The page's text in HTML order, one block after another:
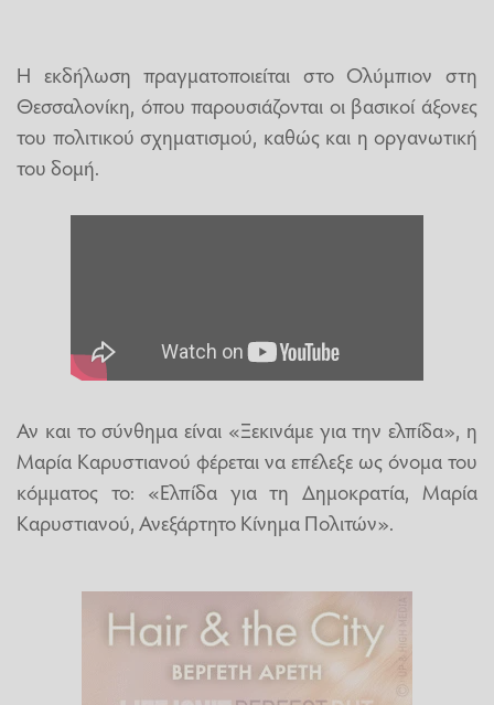
Η εκδήλωση πραγματοποιείται στο Ολύμπιον στη
Θεσσαλονίκη, όπου παρουσιάζονται οι βασικοί άξονες
του πολιτικού σχηματισμού, καθώς και η οργανωτική
του δομή.
Αν και το σύνθημα είναι «Ξεκινάμε για την ελπίδα», η
Μαρία Καρυστιανού φέρεται να επέλεξε ως όνομα του
κόμματος το: «Ελπίδα για τη Δημοκρατία, Μαρία
Καρυστιανού, Ανεξάρτητο Κίνημα Πολιτών».